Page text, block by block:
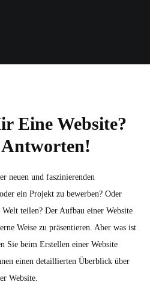
Eine Website?
neuen und faszinierenden
ein Projekt zu bewerben? Oder
teilen? Der Aufbau einer Website
Weise zu präsentieren. Aber was ist
Sie beim Erstellen einer Website
einen detaillierten Überblick über
Website.